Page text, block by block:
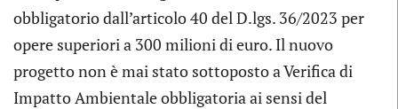
obbligatorio dall’articolo 40 del D.lgs. 36/2023 per
opere superiori a 300 milioni di euro. Il nuovo
progetto non è mai stato sottoposto a Verifica di
Impatto Ambientale obbligatoria ai sensi del